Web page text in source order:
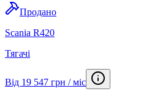
Продано
Scania R420
Тягачі
Від 19 547 грн / міс